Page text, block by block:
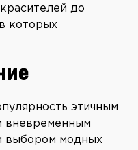
до
которых
этичным
вневременным
выбором модных